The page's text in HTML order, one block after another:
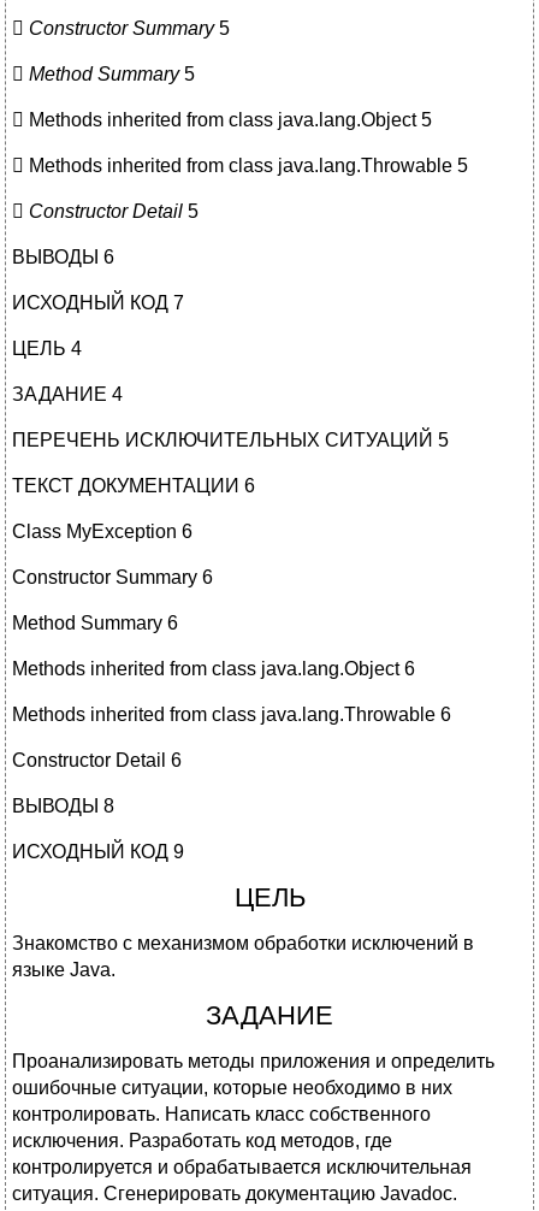
 Constructor Summary5
 Method Summary5
 Methods inherited from class java.lang.Object 5
 Methods inherited from class java.lang.Throwable 5
 Constructor Detail 5
ВЫВОДЫ 6
ИСХОДНЫЙ КОД 7
ЦЕЛЬ 4
ЗАДАНИЕ 4
ПЕРЕЧЕНЬ ИСКЛЮЧИТЕЛЬНЫХ СИТУАЦИЙ 5
ТЕКСТ ДОКУМЕНТАЦИИ 6
Class MyException 6
Constructor Summary 6
Method Summary 6
Methods inherited from class java.lang.Object 6
Methods inherited from class java.lang.Throwable 6
Constructor Detail 6
ВЫВОДЫ 8
ИСХОДНЫЙ КОД 9
ЦЕЛЬ
Знакомство с механизмом обработки исключений в
языке Java.
ЗАДАНИЕ
Проанализировать методы приложения и определить
ошибочные ситуации, которые необходимо в них
контролировать. Написать класс собственного
исключения. Разработать код методов, где
контролируется и обрабатывается исключительная
ситуация. Сгенерировать документацию Javadoc.